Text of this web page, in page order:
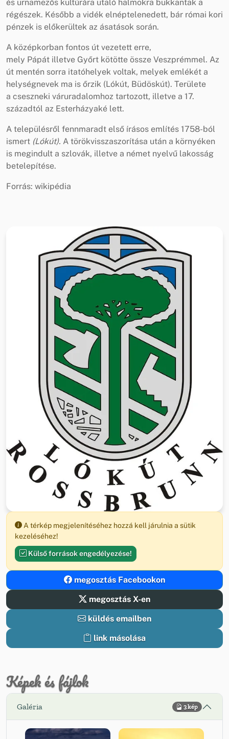
és urnamezős kultúrára utaló halmokra bukkantak a
régészek. Később a vidék elnéptelenedett, bár római kori
pénzek is előkerültek az ásatások során.
A középkorban fontos út vezetett erre,
mely Pápát illetve Győrt kötötte össze Veszprémmel. Az
út mentén sorra itatóhelyek voltak, melyek emlékét a
helységnevek ma is őrzik (Lókút, Büdöskút). Területe
a cseszneki váruradalomhoz tartozott, illetve a 17.
századtól az Esterházyaké lett.
A településről fennmaradt első írásos említés 1758-ból
ismert (Lókút). A törökvisszaszorítása után a környéken
is megindult a szlovák, illetve a német nyelvű lakosság
betelepítése.
Forrás: wikipédia
A térkép megjelenítéséhez hozzá kell járulnia a sütik
kezeléséhez!
Külső források engedélyezése!
megosztás Facebookon
megosztás X-en
küldés emailben
link másolása
Képek és fájlok
Galéria 3 kép